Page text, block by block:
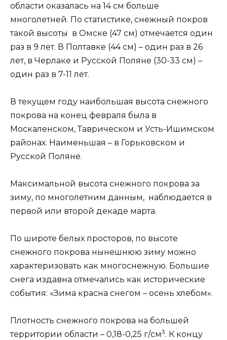
области оказалась на 14 см больше
многолетней. По статистике, снежный покров
такой высоты в Омске (47 см) отмечается один
раз в 9 лет. В Полтавке (44 см) – один раз в 26
лет, в Черлаке и Русской Поляне (30-33 см) –
один раз в 7-11 лет.
В текущем году наибольшая высота снежного
покрова на конец февраля была в
Москаленском, Таврическом и Усть-Ишимском
районах. Наименьшая – в Горьковском и
Русской Поляне.
Максимальной высота снежного покрова за
зиму, по многолетним данным, наблюдается в
первой или второй декаде марта.
По широте белых просторов, по высоте
снежного покрова нынешнюю зиму можно
характеризовать как многоснежную. Большие
снега издавна отмечались как исторические
события: «Зима красна снегом – осень хлебом».
Плотность снежного покрова на большей
территории области – 0,18-0,25 г/см3. К концу